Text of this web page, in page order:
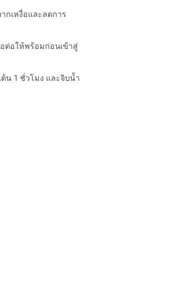
กเหงื่อและลดการ
อต่อให้พร้อมก่อนเข้าสู่
น 1 ชั่วโมง และจิบน้ำ